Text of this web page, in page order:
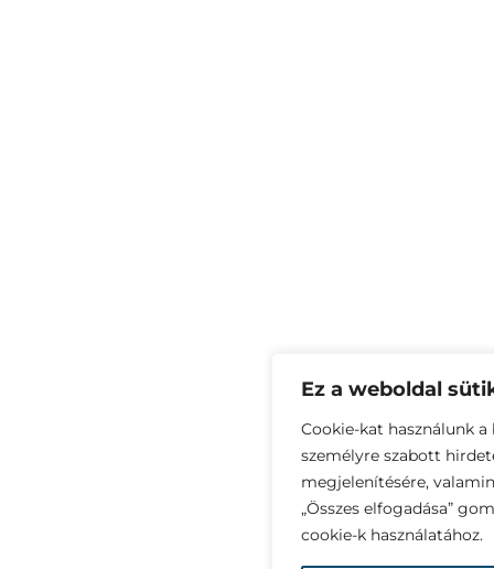
Ez a weboldal
Cookie-kat használunk
személyre szabott
megjelenítésére,
„Összes elfogadása”
cookie-k használatához.